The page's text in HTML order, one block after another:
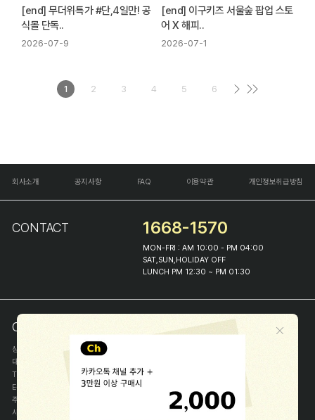
[end] 무더위특가 #단,4일만! 공
식몰 단독..
2026-07-9
[end] 이구키즈 서울숲 팝업 스토
어 X 해피..
2026-07-1
1 2 3 4 5 6
회사소개 공지사항 FAQ 이용약관 개인정보취급방침
CONTACT 1668-1570
MON-FRI : AM 10:00 - PM 04:00
SAT,SUN,HOLIDAY OFF
LUNCH PM 12:30 ~ PM 01:30
COMPANY INFO
상호
(주)해피프린스
대표
TEL
1668-1570
E-MAIL
help@happyprince.co.kr
주소
사업자등록번호